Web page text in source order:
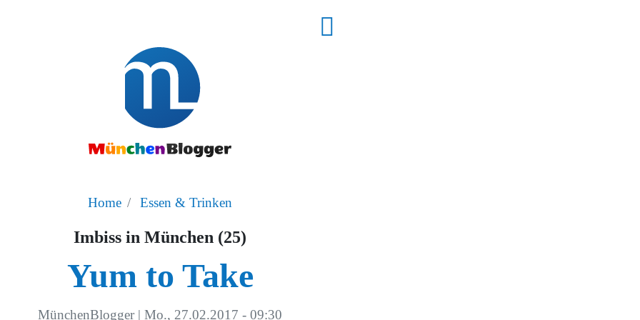
Home Essen & Trinken
Imbiss in München (25)
Yum to Take
MünchenBlogger | Mo., 27.02.2017 - 09:30